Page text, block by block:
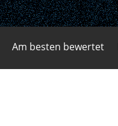
Am besten bewertet